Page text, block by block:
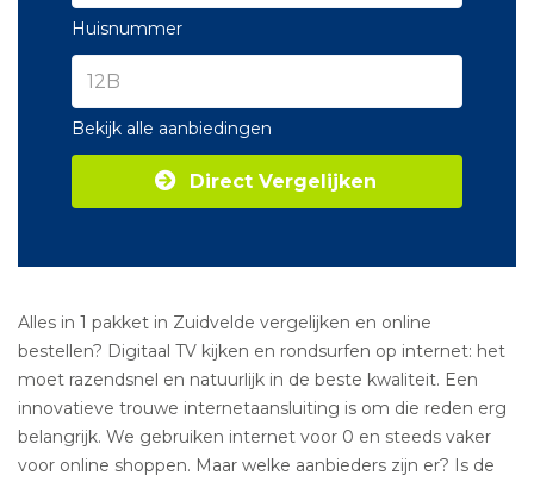
Huisnummer
Bekijk alle aanbiedingen
Direct Vergelijken
Alles in 1 pakket in Zuidvelde vergelijken en online
bestellen? Digitaal TV kijken en rondsurfen op internet: het
moet razendsnel en natuurlijk in de beste kwaliteit. Een
innovatieve trouwe internetaansluiting is om die reden erg
belangrijk. We gebruiken internet voor 0 en steeds vaker
voor online shoppen. Maar welke aanbieders zijn er? Is de